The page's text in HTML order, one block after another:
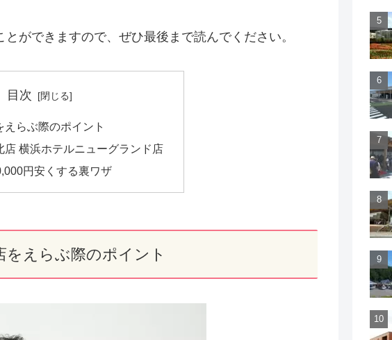
ができますので、ぜひ最後まで読んでください。
目次
えらぶ際のポイント
店 横浜ホテルニューグランド店
円安くする裏ワザ
をえらぶ際のポイント